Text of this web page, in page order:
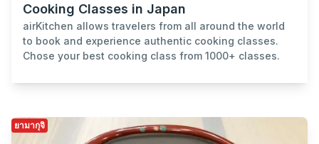
Cooking Classes in Japan
airKitchen allows travelers from all around the world
to book and experience authentic cooking classes.
Chose your best cooking class from 1000+ classes.
ยามากุจิ